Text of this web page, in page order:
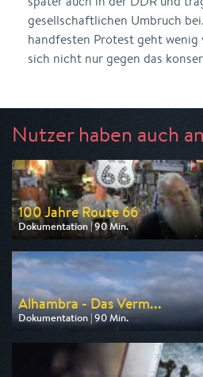
gesellschaftlichen Umbruch
handfesten Protest geht
sich nicht nur gegen das
Nutzer haben auch
100 Jahre Route 66
Dokumentation | 90 Min.
Ausgestrahlt von arte
am 13.08.2026, 20:15
Alhambra - Das Verm...
Dokumentation | 90 Min.
Ausgestrahlt von arte
am 08.08.2026, 20:15